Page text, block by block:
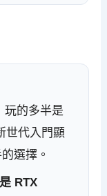
玩的多半是
世代入門顯
選擇。
RTX